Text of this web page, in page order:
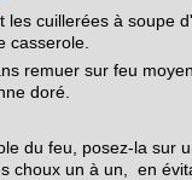
les cuillerées à soupe
casserole.
remuer sur feu
doré.
du feu, posez-la sur
choux un à un, en